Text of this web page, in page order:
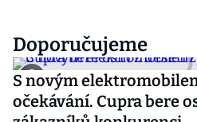
Doporučujeme
S novým
očekávání. Cupra bere